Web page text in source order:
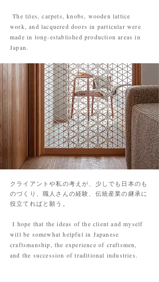
The tiles, carpets, knobs, wooden lattice
work, and lacquered doors in particular were
made in long-established production areas in
Japan.
クライアントや私の考えが、少しでも日本のも
のづくり、職人さんの経験、伝統産業の継承に
役立てればと願う。
I hope that the ideas of the client and myself
will be somewhat helpful in Japanese
craftsmanship, the experience of craftsmen,
and the succession of traditional industries.